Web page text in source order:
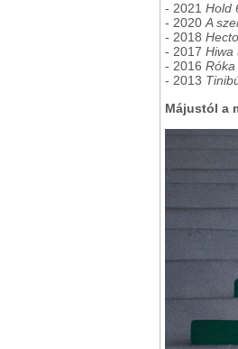
- 2021 Hold
- 2020A
- 2018
- 2017 Hiwa
- 2016
- 2013
Májustól a